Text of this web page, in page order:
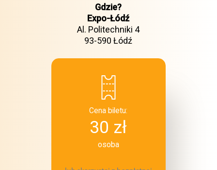
Gdzie?
Expo-Łódź
Al. Politechniki 4
93-590 Łódź
Cena biletu:
30 zł
osoba